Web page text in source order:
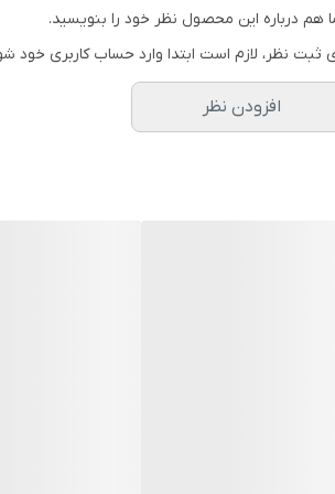
هم درباره این محصول نظر خود را بنویسید.
ثبت نظر، لازم است ابتدا وارد حساب کاربری خود
افزودن نظر